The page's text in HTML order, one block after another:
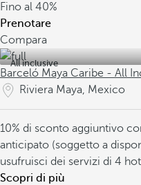
Fino al 40%
Prenotare
Compara
All inclusive
Barceló Maya Caribe - All
Riviera Maya, Mexico
10% di sconto aggiuntivo
anticipato (soggetto a
usufruisci dei servizi di 4
Scopri di più